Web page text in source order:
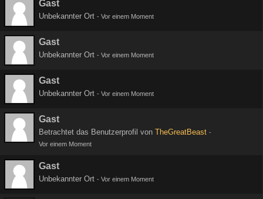
Gast
Unbekannter Ort - Vor einem Moment
Gast
Unbekannter Ort - Vor einem Moment
Gast
Unbekannter Ort - Vor einem Moment
Gast
Betrachtet das Benutzerprofil von TheGreatBeast -
Vor einem Moment
Gast
Unbekannter Ort - Vor einem Moment